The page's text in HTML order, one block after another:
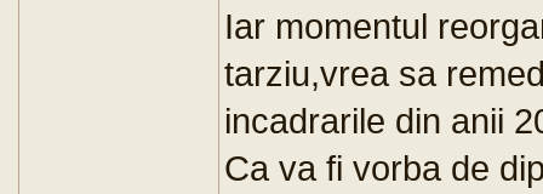
Iar momentul
tarziu,vrea sa
incadrarile din anii
Ca va fi vorba de